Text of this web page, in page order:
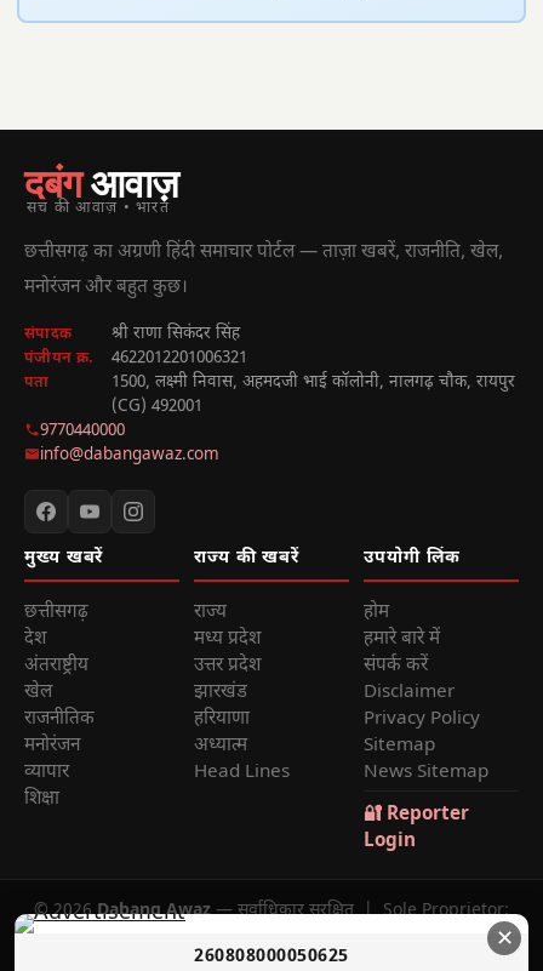
दबंगआवाज़
सच की आवाज़ • भारत
छत्तीसगढ़ का अग्रणी हिंदी समाचार पोर्टल — ताज़ा खबरें, राजनीति, खेल,
मनोरंजन और बहुत कुछ।
संपादक श्री राणा सिकंदर सिंह
पंजीयन क्र. 4622012201006321
पता
1500, लक्ष्मी निवास, अहमदजी भाई कॉलोनी, नालगढ़ चौक, रायपुर
(CG) 492001
9770440000
info@dabangawaz.com
मुख्य खबरें
छत्तीसगढ़
देश
अंतराष्ट्रीय
खेल
राजनीतिक
मनोरंजन
व्यापार
शिक्षा
राज्य की खबरें
राज्य
मध्य प्रदेश
उत्तर प्रदेश
झारखंड
हरियाणा
अध्यात्म
Head Lines
उपयोगी लिंक
होम
हमारे बारे में
संपर्क करें
Disclaimer
Privacy Policy
Sitemap
News Sitemap
🔐 Reporter
Login
© 2026Dabang Awaz— सर्वाधिकार सुरक्षित | Sole Proprietor:
Rana Sikander Singh | Reg. No. 4622012201006321, Raipur
✕
260808000050625